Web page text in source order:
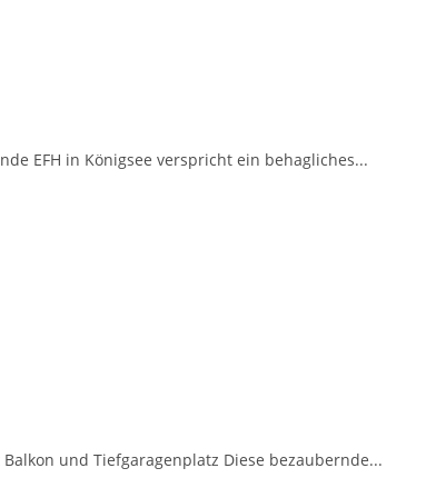
EFH in Königsee verspricht ein behagliches...
und Tiefgaragenplatz Diese bezaubernde...